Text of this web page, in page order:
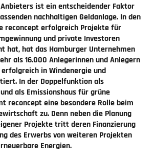
ist ein entscheidender Faktor
nachhaltigen Geldanlage. In den
reconcept erfolgreich Projekte für
und private Investoren
hat, hat das Hamburger Unternehmen
als 16.000 Anlegerinnen und Anlegern
in Windenergie und
In der Doppelfunktion als
als Emissionshaus für grüne
reconcept eine besondere Rolle beim
zu. Denn neben die Planung
Projekte tritt deren Finanzierung
des Erwerbs von weiteren Projekten
Energien.